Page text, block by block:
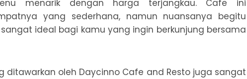
menarik dengan harga terjangkau. Cafe ini
yang sederhana, namun nuansanya begitu
ideal bagi kamu yang ingin berkunjung bersama
ditawarkan oleh Daycinno Cafe and Resto juga sangat